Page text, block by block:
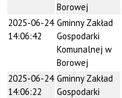
Borowej
2025-06-24
14:06:42
Gminny Zakład
Gospodarki
Komunalnej w
Borowej
2025-06-24
14:06:22
Gminny Zakład
Gospodarki